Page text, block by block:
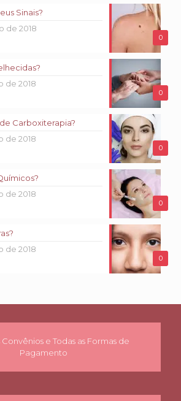
0
Sinais?
de 2018
0
de 2018
0
Carboxiterapia?
de 2018
0
de 2018
0
de 2018
e Todas as Formas de
Pagamento